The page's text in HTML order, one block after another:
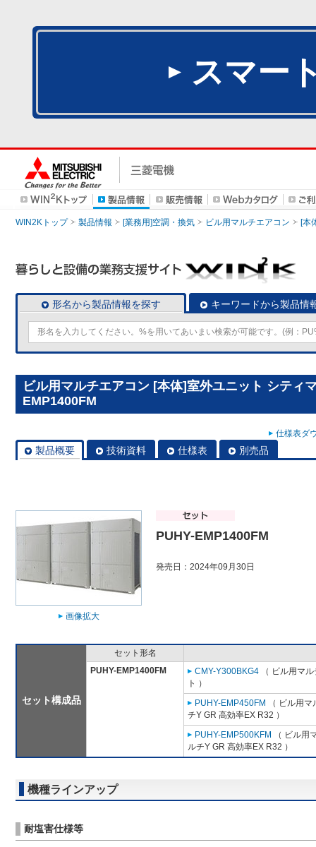
スマー
WIN2Kトップ 製品情報 [業務用]空調・換気 ビル用マルチエアコン [本
形名から製品情報を探す キーワードから製品情
ビル用マルチエアコン [本体]室外ユニット シティ
EMP1400FM
仕様表ダ
製品概要 技術資料 仕様表 別売品
画像拡大
PUHY-EMP1400FM
発売日：2024年09月30日
セット構成品
セット形名
PUHY-EMP1400FM
CMY-Y300BKG4 （ ビル用マ
ト ）
PUHY-EMP450FM
（ ビル用
チY GR 高効率EX R32 ）
PUHY-EMP500KFM
（ ビル用
ルチY GR 高効率EX R32 ）
機種ラインアップ
耐塩害仕様等